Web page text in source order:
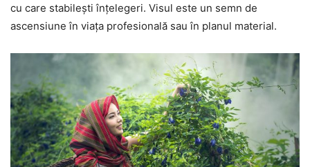
cu care stabilești înțelegeri. Visul este un semn de
ascensiune în viața profesională sau în planul material.